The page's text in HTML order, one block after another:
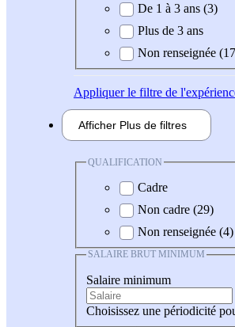
De 1 à 3 ans (3)
Plus de 3 ans
Non renseignée
Appliquerle filtre de
Afficher Plus de filtres
QUALIFICATION
Cadre
Non cadre (29)
Non renseignée (4)
SALAIRE BRUT MINIMUM
Salaire minimum
Choisissez une périodicité